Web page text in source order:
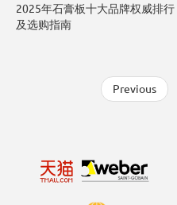
2025年石膏板十大品牌权威排行
及选购指南
Previous